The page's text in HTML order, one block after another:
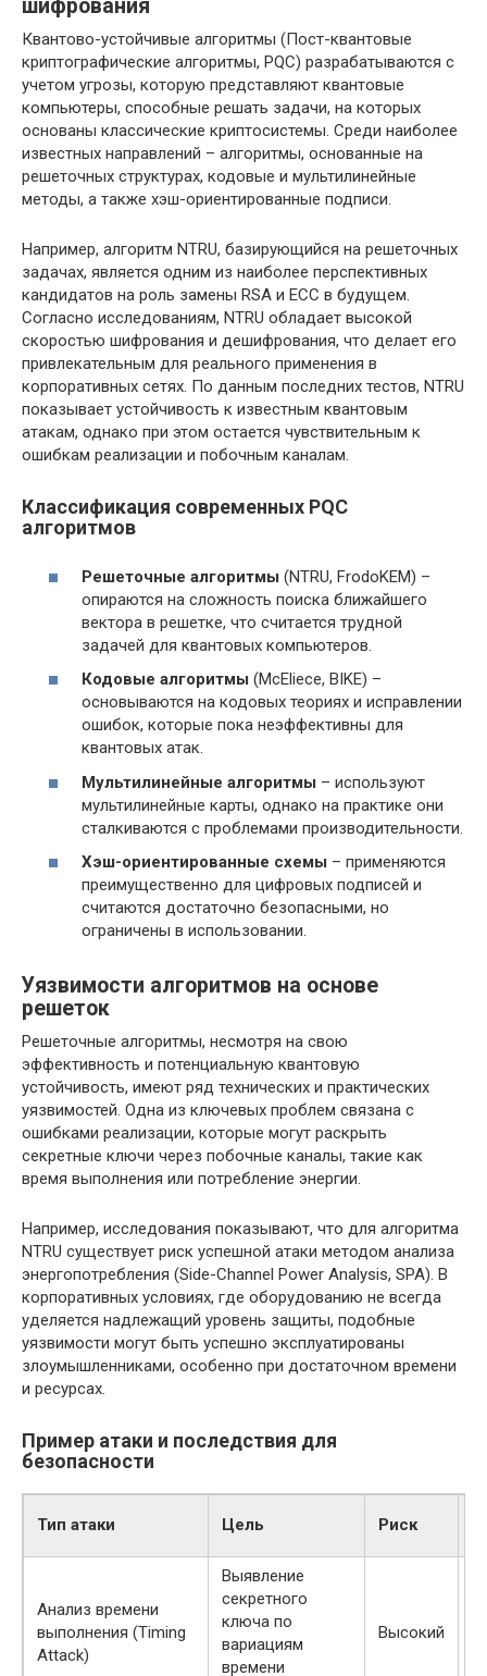
шифрования
Квантово-устойчивые алгоритмы (Пост-квантовые
криптографические алгоритмы, PQC) разрабатываются с
учетом угрозы, которую представляют квантовые
компьютеры, способные решать задачи, на которых
основаны классические криптосистемы. Среди наиболее
известных направлений – алгоритмы, основанные на
решеточных структурах, кодовые и мультилинейные
методы, а также хэш-ориентированные подписи.
Например, алгоритм NTRU, базирующийся на решеточных
задачах, является одним из наиболее перспективных
кандидатов на роль замены RSA и ECC в будущем.
Согласно исследованиям, NTRU обладает высокой
скоростью шифрования и дешифрования, что делает его
привлекательным для реального применения в
корпоративных сетях. По данным последних тестов, NTRU
показывает устойчивость к известным квантовым
атакам, однако при этом остается чувствительным к
ошибкам реализации и побочным каналам.
Классификация современных PQC
алгоритмов
Решеточные алгоритмы (NTRU, FrodoKEM) –
опираются на сложность поиска ближайшего
вектора в решетке, что считается трудной
задачей для квантовых компьютеров.
Кодовые алгоритмы (McEliece, BIKE) –
основываются на кодовых теориях и исправлении
ошибок, которые пока неэффективны для
квантовых атак.
Мультилинейные алгоритмы – используют
мультилинейные карты, однако на практике они
сталкиваются с проблемами производительности.
Хэш-ориентированные схемы – применяются
преимущественно для цифровых подписей и
считаются достаточно безопасными, но
ограничены в использовании.
Уязвимости алгоритмов на основе
решеток
Решеточные алгоритмы, несмотря на свою
эффективность и потенциальную квантовую
устойчивость, имеют ряд технических и практических
уязвимостей. Одна из ключевых проблем связана с
ошибками реализации, которые могут раскрыть
секретные ключи через побочные каналы, такие как
время выполнения или потребление энергии.
Например, исследования показывают, что для алгоритма
NTRU существует риск успешной атаки методом анализа
энергопотребления (Side-Channel Power Analysis, SPA). В
корпоративных условиях, где оборудованию не всегда
уделяется надлежащий уровень защиты, подобные
уязвимости могут быть успешно эксплуатированы
злоумышленниками, особенно при достаточном времени
и ресурсах.
Пример атаки и последствия для
безопасности
Тип атаки Цель Риск
Анализ времени
выполнения (Timing
Attack)
Выявление
секретного
ключа по
вариациям
времени
Высокий